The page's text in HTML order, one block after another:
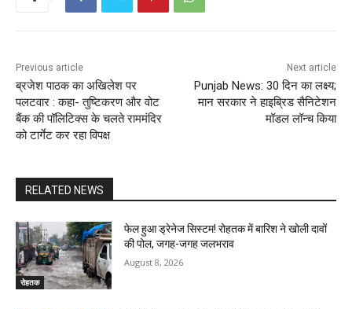
Previous article
ब्रजेश पाठक का अखिलेश पर
पलटवार : कहा- तुष्टिकरण और वोट
बैंक की पॉलिटिक्स के चलते राममंदिर
को टार्गेट कर रहा विपक्ष
Next article
Punjab News: 30 दिन का लक्ष्य;
मान सरकार ने हाइब्रिड सैनिटेशन
मॉडल लॉन्च किया
RELATED NEWS
रोहतक
फेल हुआ ड्रेनेज सिस्टम! रोहतक में बारिश ने खोली दावों
की पोल, जगह-जगह जलभराव
August 8, 2026